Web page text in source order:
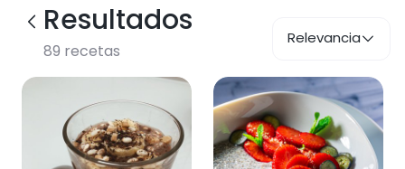
Resultados
89 recetas
Relevancia